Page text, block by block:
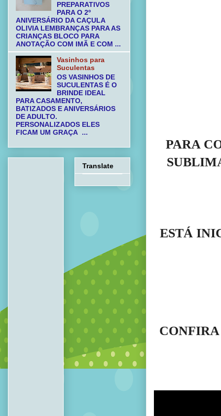
PARA
ESTÁ
PREPARATIVOS
PARA O 2º
ANIVERSÁRIO DA CAÇULA
OLIVIA LEMBRANÇAS PARA AS
CRIANÇAS BLOCO PARA
ANOTAÇÃO COM IMÃ E COM ...
Vasinhos para
Suculentas
OS VASINHOS DE
SUCULENTAS É O
BRINDE IDEAL
PARA CASAMENTO,
BATIZADOS E ANIVERSÁRIOS
DE ADULTO.
PERSONALIZADOS ELES
FICAM UM GRAÇA ...
Translate